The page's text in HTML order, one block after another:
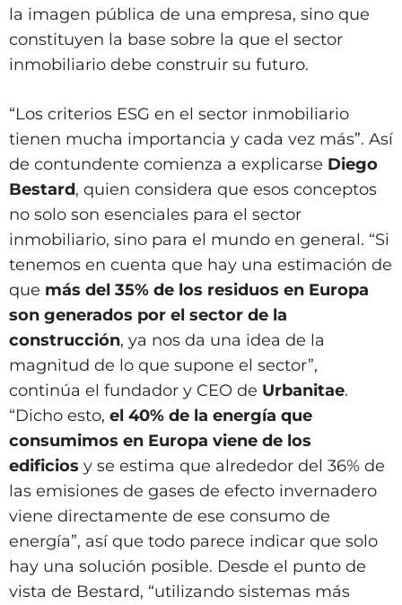
la imagen pública de una empresa, sino que
constituyen la base sobre la que el sector
inmobiliario debe construir su futuro.
“Los criterios ESG en el sector inmobiliario
tienen mucha importancia y cada vez más”. Así
de contundente comienza a explicarse Diego
Bestard, quien considera que esos conceptos
no solo son esenciales para el sector
inmobiliario, sino para el mundo en general. “Si
tenemos en cuenta que hay una estimación de
que más del 35% de los residuos en Europa
son generados por el sector de la
construcción, ya nos da una idea de la
magnitud de lo que supone el sector”,
continúa el fundador y CEO de Urbanitae.
“Dicho esto, el 40% de la energía que
consumimos en Europa viene de los
edificios y se estima que alrededor del 36% de
las emisiones de gases de efecto invernadero
viene directamente de ese consumo de
energía”, así que todo parece indicar que solo
hay una solución posible. Desde el punto de
vista de Bestard, “utilizando sistemas más